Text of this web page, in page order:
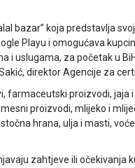
bazar” koja predstavlja
Playu i omogućava
uslugama, za početak u
direktor Agencije za
farmaceutski proizvodi, jaja
proizvodi, mlijeko i
hrana, ulja i masti,
zahtjeve ili očekivanja